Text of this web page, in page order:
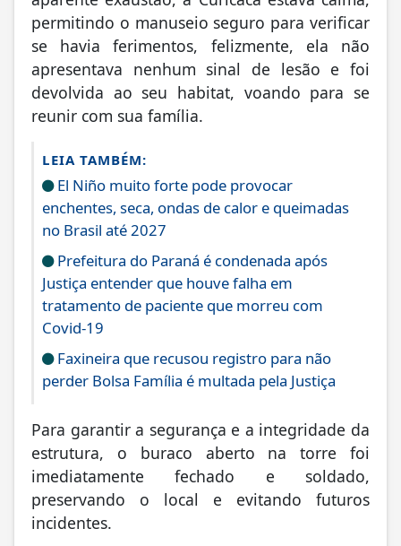
permitindo o manuseio seguro para verificar
se havia ferimentos, felizmente, ela não
apresentava nenhum sinal de lesão e foi
devolvida ao seu habitat, voando para se
reunir com sua família.
LEIA TAMBÉM:
El Niño muito forte pode provocar
enchentes, seca, ondas de calor e queimadas
no Brasil até 2027
Prefeitura do Paraná é condenada após
Justiça entender que houve falha em
tratamento de paciente que morreu com
Covid-19
Faxineira que recusou registro para não
perder Bolsa Família é multada pela Justiça
Para garantir a segurança e a integridade da
estrutura, o buraco aberto na torre foi
imediatamente fechado e soldado,
preservando o local e evitando futuros
incidentes.